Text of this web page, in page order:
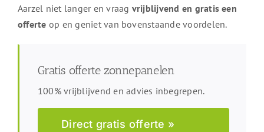
Aarzel niet langer en vraag vrijblijvend en gratis een
offerte op en geniet van bovenstaande voordelen.
Gratis offerte zonnepanelen
100% vrijblijvend en advies inbegrepen.
Direct gratis offerte »